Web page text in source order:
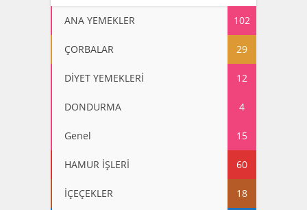
ANA YEMEKLER 102
ÇORBALAR 29
DİYET YEMEKLERİ 12
DONDURMA 4
Genel 15
HAMUR İŞLERİ 60
İÇEÇEKLER 18